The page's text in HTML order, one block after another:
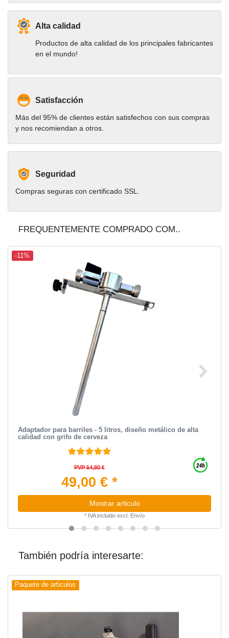
Alta calidad
Productos de alta calidad de los principales fabricantes
en el mundo!
Satisfacción
Más del 95% de clientes están satisfechos con sus compras
y nos recomiendan a otros.
Seguridad
Compras seguras con certificado SSL.
FREQUENTEMENTE COMPRADO COM..
-11%
Adaptador para barriles - 5 litros, diseño metálico de alta
calidad con grifo de cerveza
PVP 54,80 €
49,00 € *
Mostrar articulo
* IVA incluido excl. Envío
También podría interesarte:
Paquete de articulos